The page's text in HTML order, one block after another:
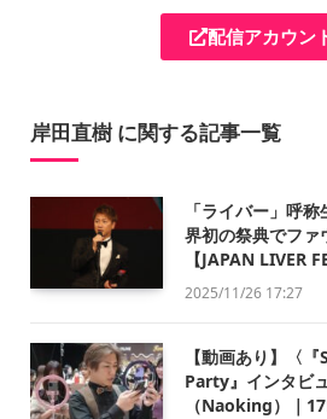
配信アカウン
岸田直樹 に関する記事一覧
「ライバー」呼
界初の祭典でファ
【JAPAN LIVER
2025/11/26 17:27
【動画あり】〈
Party』インタビ
（Naoking）｜